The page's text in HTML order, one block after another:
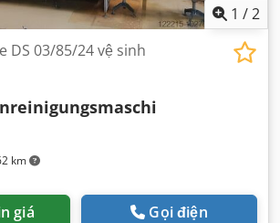
1 /2
km
DS 03/85/24 vệ sinh
giá Gọi điện